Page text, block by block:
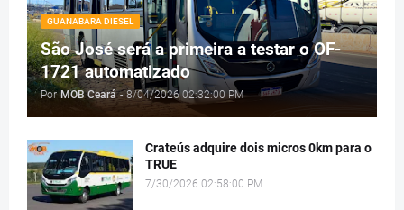
GUANABARA DIESEL
São José será a primeira a testar o OF-
1721 automatizado
Por MOB Ceará - 8/04/2026 02:32:00 PM
Crateús adquire dois micros 0km para o
TRUE
7/30/2026 02:58:00 PM